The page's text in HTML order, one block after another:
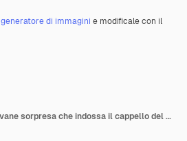
generatore di immagini e modificale con il
Ragazza bionda giovane sorpresa che indossa il cappello del partito che sta dietro i palloncini che guarda l'obbiettivo isolato su priorità bassa verde oliva